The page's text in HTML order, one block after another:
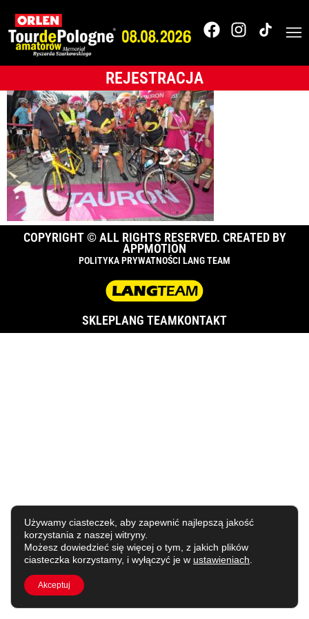
REJESTRACJA
Tour de Pologne
2018
COPYRIGHT © ALL RIGHTS RESERVED. CREATED BY
APPMOTION
POLITYKA PRYWATNOŚCI LANG TEAM
SKLEPLANG TEAMKONTAKT
Używamy ciasteczek, aby zapewnić najlepszą jakość
korzystania z naszej witryny.
Możesz dowiedzieć się więcej o tym, z jakich plików
ciasteczka korzystamy, i wyłączyć je w ustawieniach
Akceptuj